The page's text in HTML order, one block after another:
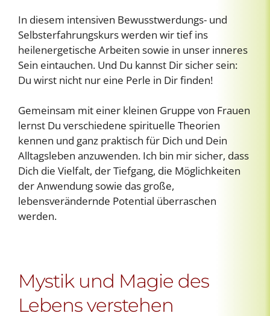
In diesem intensiven Bewusstwerdungs- und
Selbsterfahrungskurs werden wir tief ins
heilenergetische Arbeiten sowie in unser inneres
Sein eintauchen. Und Du kannst Dir sicher sein:
Du wirst nicht nur eine Perle in Dir finden!
Gemeinsam mit einer kleinen Gruppe von Frauen
lernst Du verschiedene spirituelle Theorien
kennen und ganz praktisch für Dich und Dein
Alltagsleben anzuwenden. Ich bin mir sicher, dass
Dich die Vielfalt, der Tiefgang, die Möglichkeiten
der Anwendung sowie das große,
lebensverändernde Potential überraschen
werden.
Mystik und Magie des
Lebens verstehen